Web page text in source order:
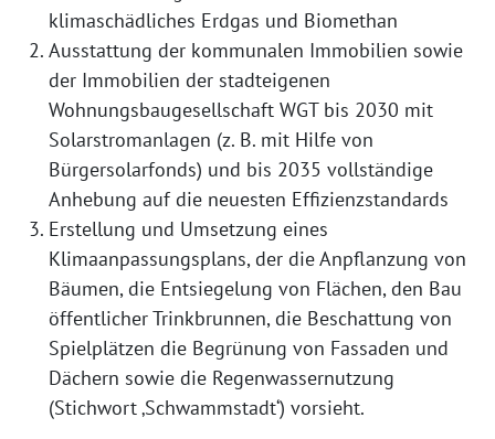
klimaschädliches Erdgas und Biomethan
Ausstattung der kommunalen Immobilien sowie
der Immobilien der stadteigenen
Wohnungsbaugesellschaft WGT bis 2030 mit
Solarstromanlagen (z. B. mit Hilfe von
Bürgersolarfonds) und bis 2035 vollständige
Anhebung auf die neuesten Effizienzstandards
Erstellung und Umsetzung eines
Klimaanpassungsplans, der die Anpflanzung von
Bäumen, die Entsiegelung von Flächen, den Bau
öffentlicher Trinkbrunnen, die Beschattung von
Spielplätzen die Begrünung von Fassaden und
Dächern sowie die Regenwassernutzung
(Stichwort ‚Schwammstadt‘) vorsieht.